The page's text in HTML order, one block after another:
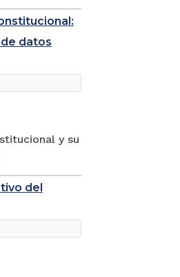
datos
y su
del